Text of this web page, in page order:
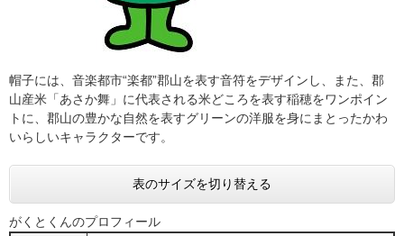
帽子には、音楽都市“楽都”郡山を表す音符をデザインし、また、郡
山産米「あさか舞」に代表される米どころを表す稲穂をワンポイン
トに、郡山の豊かな自然を表すグリーンの洋服を身にまとったかわ
いらしいキャラクターです。
表のサイズを切り替える
がくとくんのプロフィール